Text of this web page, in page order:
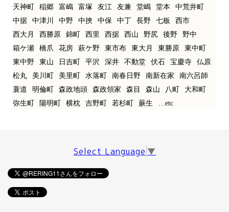
天神町
稲郷 富嶋 富塚 友江 友兼 堂嶋 堂本
中荒井町
中据
中津川 中野 中挾 中保 中丁 長野 七板
西市
西大月
西勝原 錦町 西里 西据 西山 野尻 後野
野中
箱ケ瀬
橋爪 花房 萩ケ野 東市布 東大月 東勝原
東中町
東中野
東山 日吉町 平沢 深井 不動堂 伏石 宝慶寺
仏原
松丸
美川町 美里町 水落町 南春日野 南新在家
南六呂師
蓑道
明倫町 森政地頭 森政領家 森目 森山 八町
大和町
弥生町
陽明町 横枕 吉野町 若杉町 蕨生 …etc
Select Language ▼